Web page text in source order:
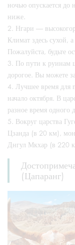
ночью опускается до
ниже.
Нгари —
Климат здесь сухой,
Пожалуйста, будьте
По пути к руинам
дорогое. Вы можете
Лучшее время для
начало октября. В
разное время одного
Вокруг царства
Цзанда (в 20 км),
Днгул Мкхар (в 220
(Цапаранг)